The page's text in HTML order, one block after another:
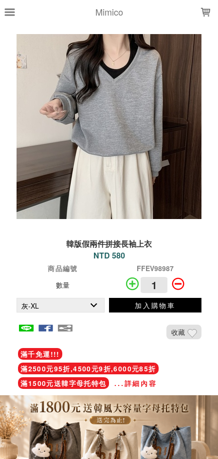
Mimico
韓版假兩件拼接長袖上衣
NTD 580
商品編號
FFEV98987
數量
加入購物車
收藏
滿千免運!!!
滿2500元95折,4500元9折,6000元85折
滿1500元送韓字母托特包
...詳細內容